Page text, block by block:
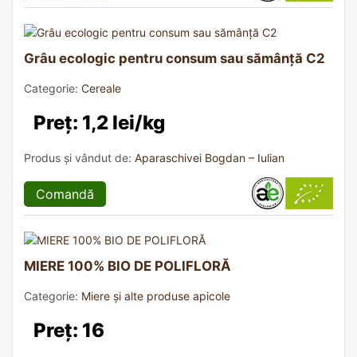
Grâu ecologic pentru consum sau sămânță C2
Categorie: Cereale
Preț: 1,2 lei/kg
Produs și vândut de: Aparaschivei Bogdan – Iulian
Comandă
MIERE 100% BIO DE POLIFLORĂ
Categorie: Miere și alte produse apicole
Preț: 16